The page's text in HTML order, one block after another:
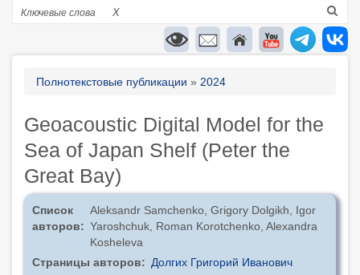
Поиск
X
Строка
Полнотекстовые публикации 2024
Geoacoustic Digital Model for the
Sea of Japan Shelf (Peter the
Great Bay)
Список
авторов
Aleksandr Samchenko, Grigory Dolgikh, Igor
Yaroshchuk, Roman Korotchenko, Alexandra
Kosheleva
Страницы авторов
Долгих Григорий Иванович